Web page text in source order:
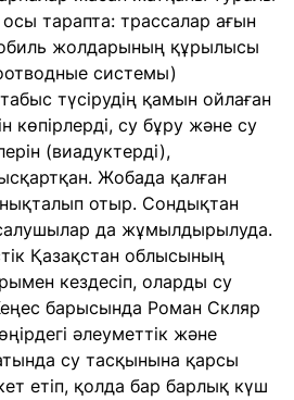
тарапта: трассалар ағын
жолдарының құрылысы
системы)
түсірудің қамын ойлаған
көпірлерді, су бұру және су
(виадуктерді),
Жобада қалған
отыр. Сондықтан
да жұмылдырылуда.
Қазақстан облысының
кездесіп, оларды су
барысында Роман Скляр
әлеуметтік және
су тасқынына қарсы
етіп, қолда бар барлық күш